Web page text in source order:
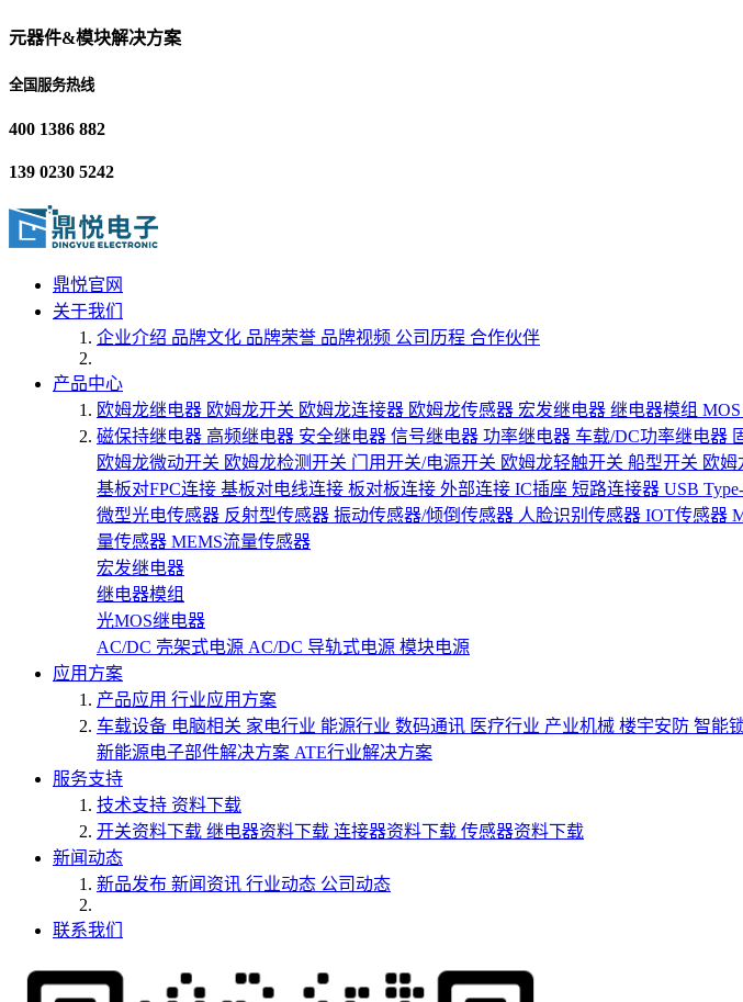
元器件&模块解决方案
全国服务热线
400 1386 882
139 0230 5242
鼎悦官网
关于我们
企业介绍 品牌文化 品牌荣誉 品牌视频 公司历程 合作伙伴
产品中心
欧姆龙继电器 欧姆龙开关 欧姆龙连接器 欧姆龙传感器 宏发继电器 继电器模组
磁保持继电器 高频继电器 安全继电器 信号继电器 功率继电器 车载/DC功率继电器
欧姆龙微动开关 欧姆龙检测开关 门用开关/电源开关 欧姆龙轻触开关 船型开关 欧姆
基板对FPC连接 基板对电线连接 板对板连接 外部连接 IC插座 短路连接器 USB
微型光电传感器 反射型传感器 振动传感器/倾倒传感器 人脸识别传感器 IOT传感器
量传感器 MEMS流量传感器
宏发继电器
继电器模组
光MOS继电器
AC/DC 壳架式电源 AC/DC 导轨式电源 模块电源
应用方案
产品应用 行业应用方案
车载设备 电脑相关 家电行业 能源行业 数码通讯 医疗行业 产业机械 楼宇安防 智能
新能源电子部件解决方案 ATE行业解决方案
服务支持
技术支持 资料下载
开关资料下载 继电器资料下载 连接器资料下载 传感器资料下载
新闻动态
新品发布 新闻资讯 行业动态 公司动态
联系我们